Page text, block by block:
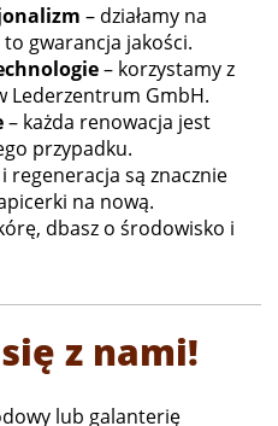
– działamy na
gwarancja jakości.
– korzystamy z
GmbH.
– każda renowacja jest
przypadku.
regeneracja są znacznie
na nową.
dbasz o środowisko i
z nami!
lub galanterię